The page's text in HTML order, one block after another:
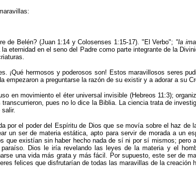
de Belén? (Juan 1:14 y Colosenses 1:15-17). " El Verbo"; "la
eternidad en el seno del Padre como parte integrante de la
¡Qué hermosos y poderosos son! Estos maravillosos seres
a preguntarse la razón de su existir y a adorar a su
en movimiento el éter universal invisible (Hebreos 11:3);
pues no lo dice la Biblia. La ciencia trata de
por el poder del Espíritu de Dios que se movía sobre el haz de
un ser de materia estática, apto para servir de morada a un
que existían sin haber hecho nada de sí ni por sí mismos; pero
Dios le iría revelando las leyes de la materia y el
una vida más grata y más fácil. Por supuesto, este ser de
felices que disfrutarían de todas las maravillas de la creación